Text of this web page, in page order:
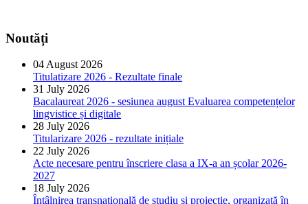
Noutăți
04 August 2026
Titulatizare 2026 - Rezultate finale
31 July 2026
Bacalaureat 2026 - sesiunea august Evaluarea competențelor
lingvistice și digitale
28 July 2026
Titularizare 2026 - rezultate inițiale
22 July 2026
Acte necesare pentru înscriere clasa a IX-a an școlar 2026-
2027
18 July 2026
Întâlnirea transnațională de studiu și proiecție, organizată în